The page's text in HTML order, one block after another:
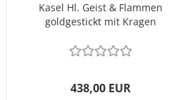
Kasel Hl. Geist & Flammen
goldgestickt mit Kragen
438,00 EUR